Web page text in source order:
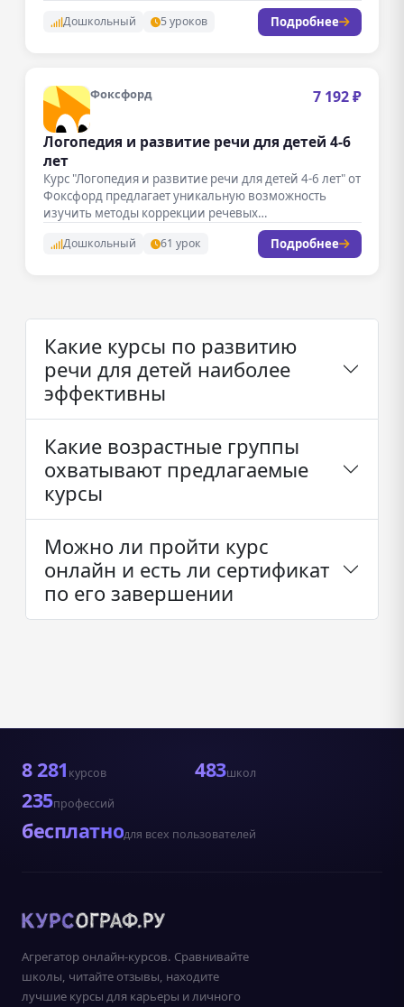
Дошкольный 5 уроков Подробнее
Фоксфорд 7 192 ₽
Логопедия и развитие речи для детей 4-6
лет
Курс "Логопедия и развитие речи для детей 4-6 лет" от
Фоксфорд предлагает уникальную возможность
изучить методы коррекции речевых…
Дошкольный 61 урок Подробнее
Какие курсы по развитию
речи для детей наиболее
эффективны
Какие возрастные группы
охватывают предлагаемые
курсы
Можно ли пройти курс
онлайн и есть ли сертификат
по его завершении
8 281 курсов 483школ
235профессий
бесплатнодля всех пользователей
Агрегатор онлайн-курсов. Сравнивайте
школы, читайте отзывы, находите
лучшие курсы для карьеры и личного